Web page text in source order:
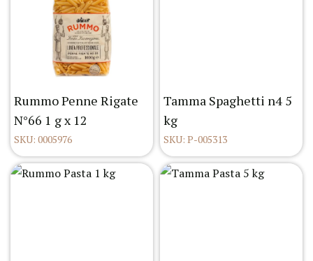
Rummo Penne Rigate
N°66 1 g x 12
SKU: 0005976
Tamma Spaghetti n4 5
kg
SKU: P-005313